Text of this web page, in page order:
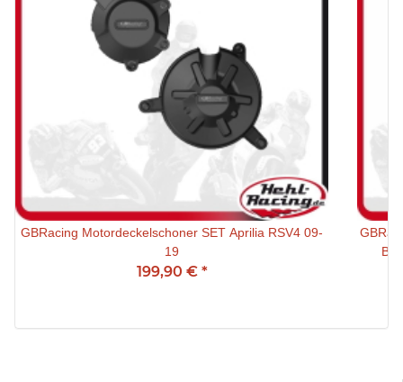
GBRacing Motordeckelschoner SET Aprilia RSV4 09-
19
199,90 € *